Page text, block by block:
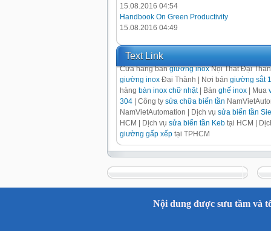
15.08.2016 04:54
Handbook On Green Productivity
15.08.2016 04:49
Text Link
Cửa hàng bángiường inoxNội Thất Đại
giường inox Đại Thành | Nơi bán giường sắt
hàng bàn inox chữ nhật| Bán ghế inox | Mua
304 | Công ty sửa chữa biến tần
NamVietAutomation | Dịch vụ sửa biến tần
HCM | Dịch vụ sửa biến tần Keb tại HCM |
giường gấp xếp tại TPHCM
Nội dung được sưu tầm và